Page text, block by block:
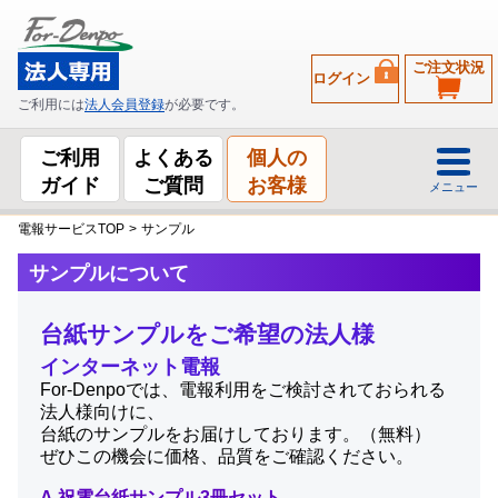
ご利用には法人会員登録が必要です。
ご注文状況
ログイン
ご利用
ガイド
よくある
ご質問
個人の
お客様
メニュー
電報サービスTOP > サンプル
サンプルについて
台紙サンプルをご希望の法人様
インターネット電報
For-Denpoでは、電報利用をご検討されておられる
法人様向けに、
台紙のサンプルをお届けしております。（無料）
ぜひこの機会に価格、品質をご確認ください。